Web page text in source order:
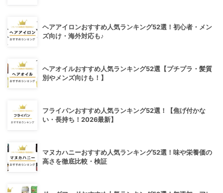
ヘアアイロンおすすめ人気ランキング52選！初心者・メン
ズ向け・海外対応も♪
ヘアオイルおすすめ人気ランキング52選【プチプラ・髪質
別やメンズ向けも！】
フライパンおすすめ人気ランキング52選！【焦げ付かな
い・長持ち！2026最新】
マヌカハニーおすすめ人気ランキング52選！味や栄養価の
高さを徹底比較・検証